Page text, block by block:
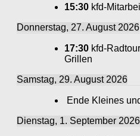
15:30 kfd-
Donnerstag, 27. August 2026
17:30 kfd-
Grillen
Samstag, 29. August 2026
Ende Kleines
Dienstag, 1. September 2026